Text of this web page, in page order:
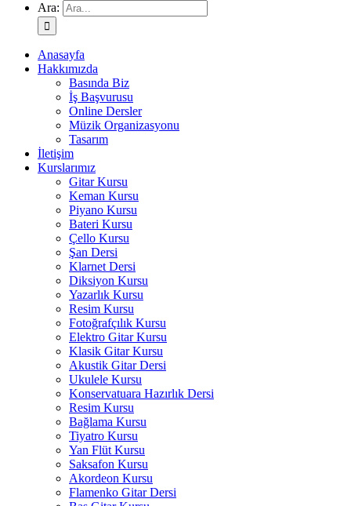
Ara:
Anasayfa
Hakkımızda
Basında Biz
İş Başvurusu
Online Dersler
Müzik Organizasyonu
Tasarım
İletişim
Kurslarımız
Gitar Kursu
Keman Kursu
Piyano Kursu
Bateri Kursu
Çello Kursu
Şan Dersi
Klarnet Dersi
Diksiyon Kursu
Yazarlık Kursu
Resim Kursu
Fotoğrafçılık Kursu
Elektro Gitar Kursu
Klasik Gitar Kursu
Akustik Gitar Dersi
Ukulele Kursu
Konservatuara Hazırlık Dersi
Resim Kursu
Bağlama Kursu
Tiyatro Kursu
Yan Flüt Kursu
Saksafon Kursu
Akordeon Kursu
Flamenko Gitar Dersi